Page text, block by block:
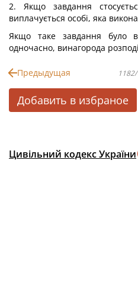
2. Якщо завдання
виплачується особі, яка
Якщо таке завдання було
одночасно, винагорода
Предыдущая
Добавить в избраное
Цивільний кодекс України